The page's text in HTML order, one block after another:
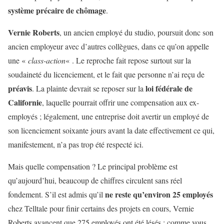
système précaire de chômage.
Vernie Roberts, un ancien employé du studio, poursuit donc son
ancien employeur avec d’autres collègues, dans ce qu’on appelle
une « class-action« . Le reproche fait repose surtout sur la
soudaineté du licenciement, et le fait que personne n’ai reçu de
préavis. La plainte devrait se reposer sur laloi fédérale de
Californie, laquelle pourrait offrir une compensation aux ex-
employés ; légalement, une entreprise doit avertir un employé de
son licenciement soixante jours avant la date effectivement ce qui,
manifestement, n’a pas trop été respecté ici.
Mais quelle compensation ? Le principal problème est
qu’aujourd’hui, beaucoup de chiffres circulent sans réel
fondement. S’il est admis qu’ilne reste qu’environ 25 employés
chez Telltale pour finir certains des projets en cours, Vernie